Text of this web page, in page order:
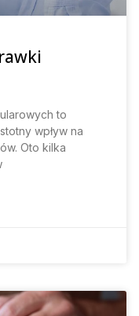
to
wpływ na
Oto kilka